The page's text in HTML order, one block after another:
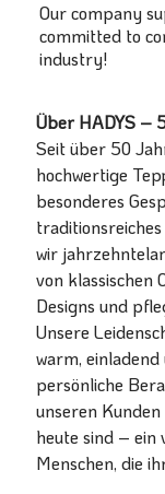
Our company
committed to
industry!
Über HADYS –
Seit über 50
hochwertige
besonderes
wir
von klassischen
Designs und
Unsere
warm, einladend
persönliche
unseren
heute sind –
Menschen, die